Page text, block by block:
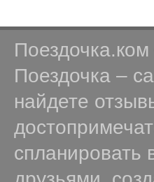
Поездочка –
найдете
спланировать